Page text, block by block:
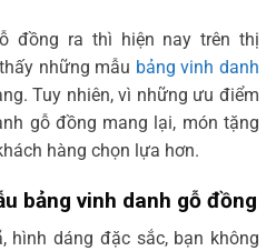
đồng ra thì hiện nay trên thị
những mẫu bảng vinh danh
Tuy nhiên, vì những ưu điểm
gỗ đồng mang lại, món tặng
hàng chọn lựa hơn.
bảng vinh danh gỗ đồng
hình dáng đặc sắc, bạn không